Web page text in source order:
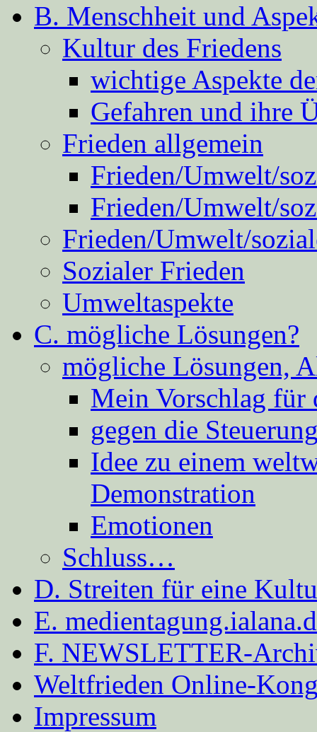
B. Menschheit und
Kultur des Friedens
wichtige Aspekte
Gefahren und ihre
Frieden allgemein
Frieden/Umwelt/
Frieden/Umwelt/
Frieden/Umwelt/
Sozialer Frieden
Umweltaspekte
C. mögliche Lösungen?
mögliche Lösungen,
Mein Vorschlag für
gegen die
Idee zu einem
Demonstration
Emotionen
Schluss…
D. Streiten für eine
E.
F. NEWSLETTER-
Weltfrieden Online-
Impressum